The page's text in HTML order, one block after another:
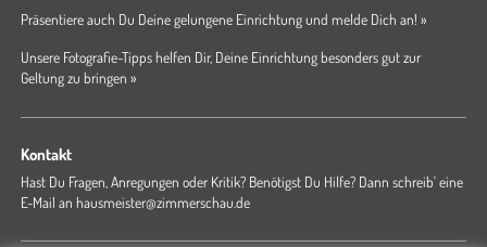
Präsentiere auch Du Deine gelungene Einrichtung und melde Dich an! »
Unsere Fotografie-Tipps helfen Dir, Deine Einrichtung besonders gut zur
Geltung zu bringen »
Kontakt
Hast Du Fragen, Anregungen oder Kritik? Benötigst Du Hilfe? Dann schreib' eine
E-Mail an hausmeister@zimmerschau.de